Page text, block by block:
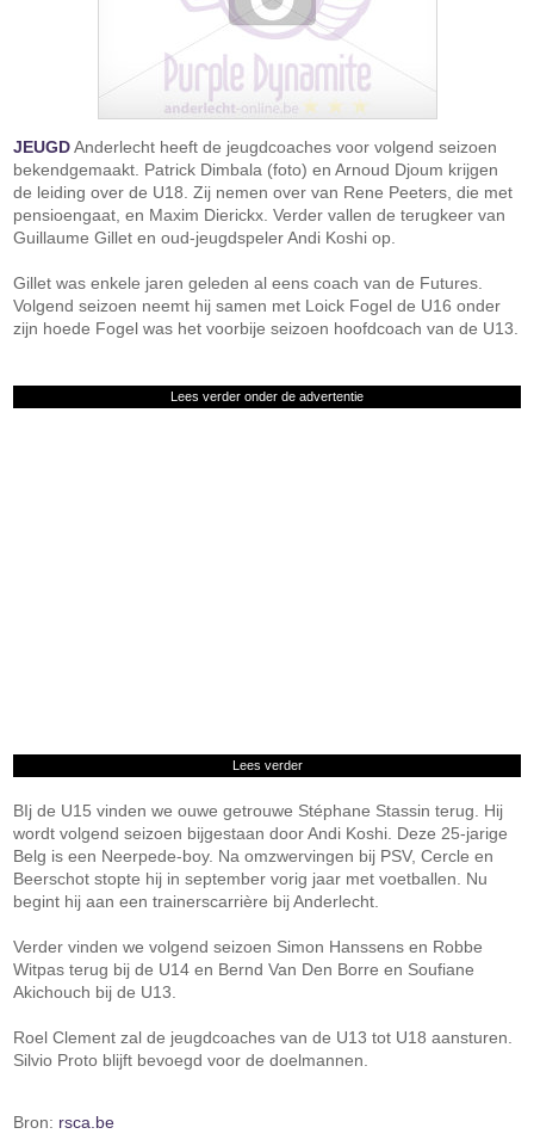
JEUGDAnderlecht heeft de jeugdcoaches voor volgend seizoen
bekendgemaakt. Patrick Dimbala (foto) en Arnoud Djoum krijgen
de leiding over de U18. Zij nemen over van Rene Peeters, die met
pensioengaat, en Maxim Dierickx. Verder vallen de terugkeer van
Guillaume Gillet en oud-jeugdspeler Andi Koshi op.
Gillet was enkele jaren geleden al eens coach van de Futures.
Volgend seizoen neemt hij samen met Loick Fogel de U16 onder
zijn hoede Fogel was het voorbije seizoen hoofdcoach van de U13.
Lees verder onder de advertentie
Lees verder
BIj de U15 vinden we ouwe getrouwe Stéphane Stassin terug. Hij
wordt volgend seizoen bijgestaan door Andi Koshi. Deze 25-jarige
Belg is een Neerpede-boy. Na omzwervingen bij PSV, Cercle en
Beerschot stopte hij in september vorig jaar met voetballen. Nu
begint hij aan een trainerscarrière bij Anderlecht.
Verder vinden we volgend seizoen Simon Hanssens en Robbe
Witpas terug bij de U14 en Bernd Van Den Borre en Soufiane
Akichouch bij de U13.
Roel Clement zal de jeugdcoaches van de U13 tot U18 aansturen.
Silvio Proto blijft bevoegd voor de doelmannen.
Bron: rsca.be